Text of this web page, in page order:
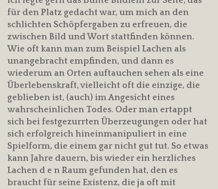
für den Platz gedacht war, um mich an den
schlichten Schöpfergaben zu erfreuen, die
zwischen Bild und Wort stattfinden können.
Wie oft kann man zum Beispiel Lachen als
unangebracht empfinden, und dann es
wiederum an Orten auftauchen sehen als eine
Überlebenskraft, vielleicht oft die einzige, die
geblieben ist, (auch) im Angesicht eines
wahrscheinlichen Todes. Oder man ertappt
sich bei festgezurrten Überzeugungen oder hat
sich erfolgreich hineinmanipuliert in eine
Spielform, die einem gar nicht gut tut. So etwas
kann Jahre dauern, bis wieder ein herzliches
Lachen d e n Raum gefunden hat, den es
braucht für seine Existenz, die ja oft mit